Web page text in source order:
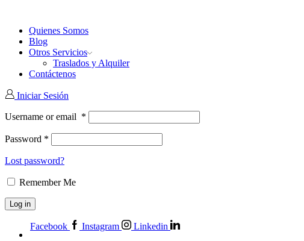
Quienes Somos
Blog
Otros Servicios
Traslados y Alquiler
Contáctenos
Iniciar Sesión
Username or email *
Password *
Lost password?
Remember Me
Log in
Facebook Instagram
Linkedin